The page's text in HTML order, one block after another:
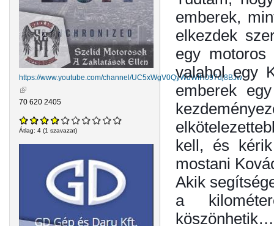
https://www.youtube.com/channel/UC5xWgV0QyWdWfH097dj8BJw
(külső hivatkozás)
70 620 2405
Átlag: 4 (1 szavazat)
emberek,
elkezdek
egy motoros
valahol egy
emberek
kell, és
mostani
Akik
a